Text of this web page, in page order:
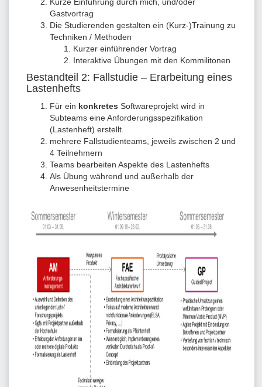
Gastvortrag
Die Studierenden gestalten ein (Kurz-)Trainung zu
Techniken / Methoden
Kurzer einführender Vortrag
Interaktive Übungen mit den Kommilitonen
Bestandteil 2: Fallstudie – Erarbeitung eines
Lastenhefts
Für ein konkretes Softwareprojekt wird in
Subteams eine Anforderungsspezifikation
(Lastenheft) erstellt.
mehrere Fallstudienteams, jeweils zwischen 2 und
4 Teilnehmern
Teams bearbeiten Aspekte des Lastenhefts
Als Übung während und außerhalb der
Anwesenheitstermine